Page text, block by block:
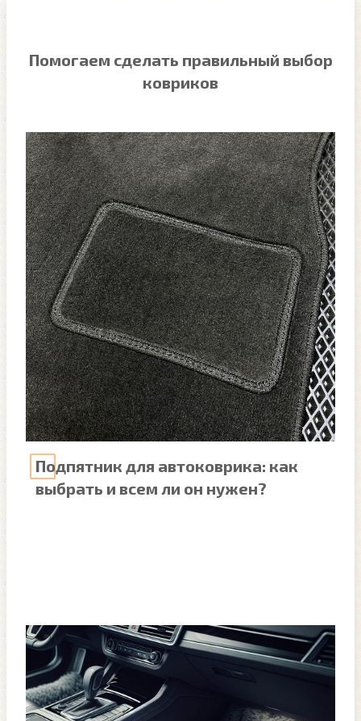
Помогаем сделать правильный выбор
ковриков
Подпятник для автоковрика: как
выбрать и всем ли он нужен?